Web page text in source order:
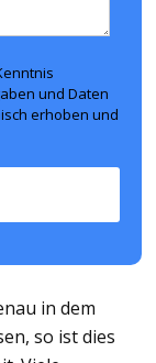
und Daten
erhoben und
in dem
so ist dies